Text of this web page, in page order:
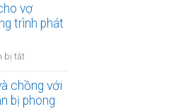
kỳ
hôn
khi
tài
chứng
thỏa
thuận
việc
toán
nợ
vợ
trình phát
bị tắt
được
cấp
chồng với
bị phong